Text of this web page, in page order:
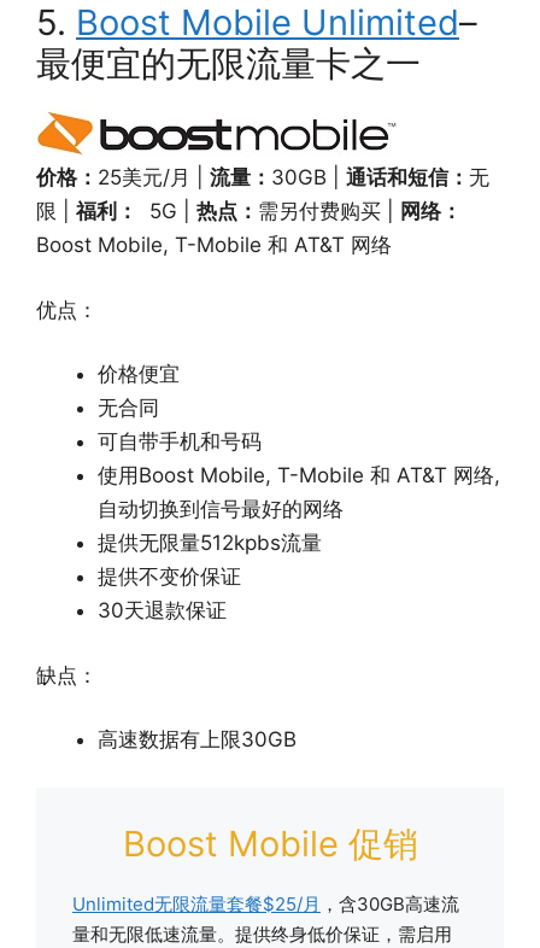
5. Boost Mobile Unlimited–
最便宜的无限流量卡之一
价格： 25美元/月 | 流量： 30GB | 通话和短信： 无
限 | 福利： 5G | 热点： 需另付费购买 |
网络：
Boost Mobile, T-Mobile 和 AT&T 网络
优点：
价格便宜
无合同
可自带手机和号码
使用Boost Mobile, T-Mobile 和 AT&T 网络,
自动切换到信号最好的网络
提供无限量512kpbs流量
提供不变价保证
30天退款保证
缺点：
高速数据有上限30GB
Boost Mobile 促销
Unlimited无限流量套餐$25/月 ，含30GB高速流
量和无限低速流量。提供终身低价保证，需启用